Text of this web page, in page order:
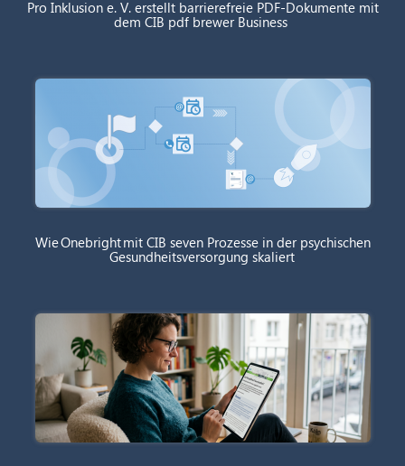
Pro Inklusion e. V. erstellt barrierefreie PDF-Dokumente mit
dem CIB pdf brewer Business
Wie Onebright mit CIB seven Prozesse in der psychischen
Gesundheitsversorgung skaliert